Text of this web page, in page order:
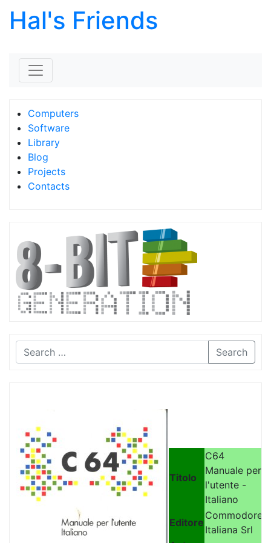
Hal's Friends
Computers
Software
Library
Blog
Projects
Contacts
Search
Titolo
C64
Manuale per
l'utente -
Italiano
Editore
Commodore
Italiana Srl